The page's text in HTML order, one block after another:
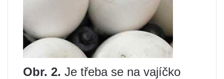
Obr. 2. Je třeba se na vajíčko